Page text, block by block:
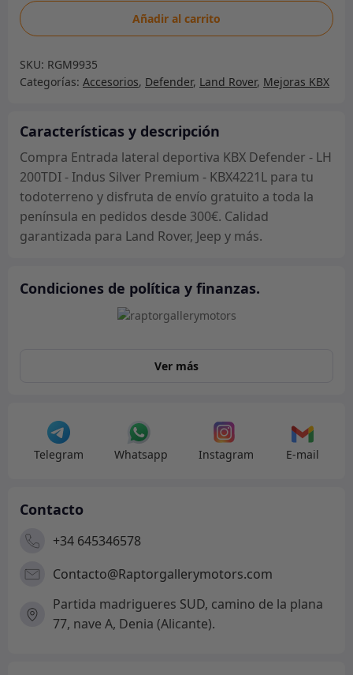
Entrada
lateral
KBX
Defender
LH
Indus
Silver
Premium
-
cantidad
Añadir al carrito
SKU: RGM9935
Categorías: Accesorios, Defender, Land Rover, Mejoras KBX
Características y descripción
Compra Entrada lateral deportiva KBX Defender - LH
200TDI - Indus Silver Premium - KBX4221L para tu
todoterreno y disfruta de envío gratuito a toda la
península en pedidos desde 300€. Calidad
garantizada para Land Rover, Jeep y más.
Condiciones de política y finanzas.
Ver más
Telegram Whatsapp Instagram E-mail
Contacto
+34 645346578
Contacto@Raptorgallerymotors.com
Partida madrigueres SUD, camino de la plana
77, nave A, Denia (Alicante).